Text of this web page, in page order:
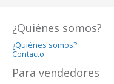
¿Quiénes somos?
¿Quiénes somos?
Contacto
Para vendedores